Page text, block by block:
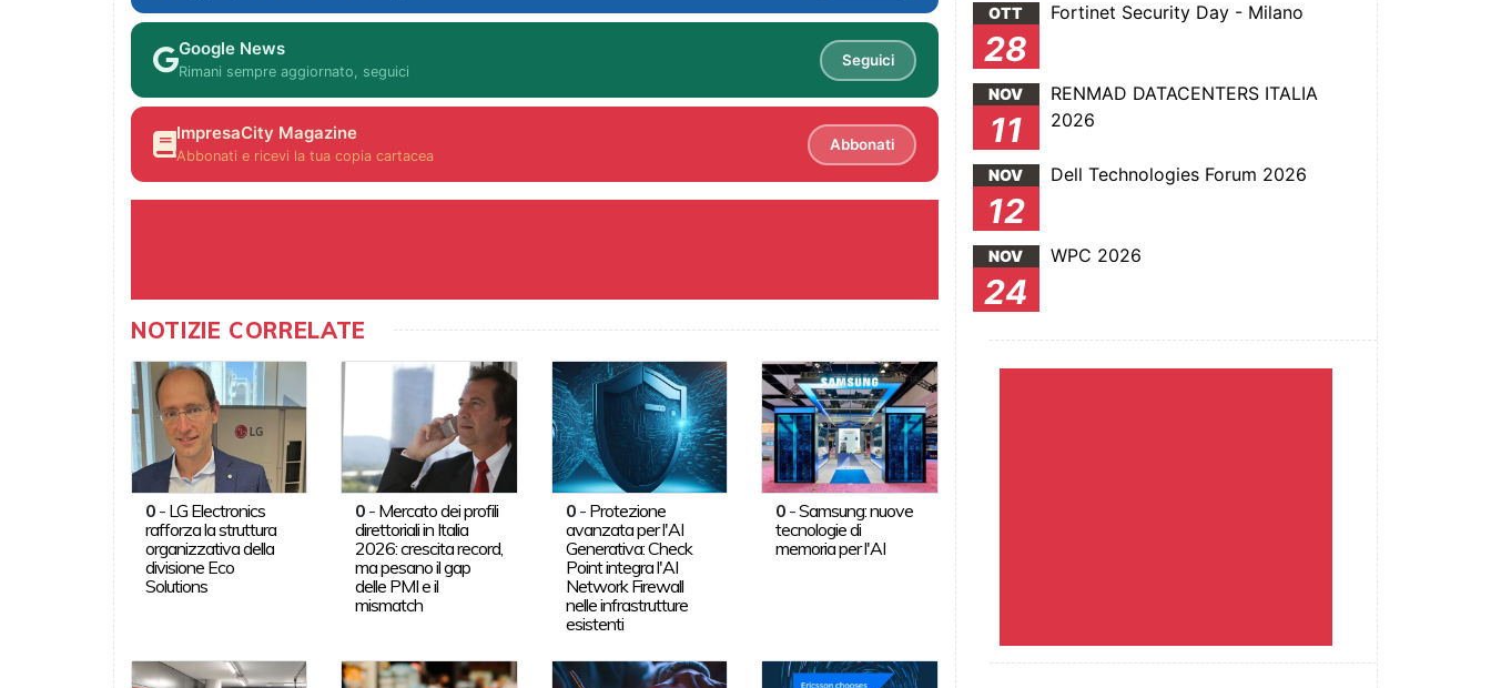
Google News
Rimani sempre aggiornato, seguici
Seguici
ImpresaCity Magazine
Abbonati e ricevi la tua copia cartacea
Abbonati
NOTIZIE CORRELATE
0- LG Electronics
rafforza la struttura
organizzativa della
divisione Eco
Solutions
0 - Mercato dei profili
direttoriali in Italia
2026: crescita record,
ma pesano il gap
delle PMI e il
mismatch
0- Protezione
avanzata per l'AI
Generativa: Check
Point integra l'AI
Network Firewall
nelle infrastrutture
esistenti
0 -Samsung: nuove
tecnologie di
memoria per l'AI
OTT
28
Fortinet Security Day - Milano
NOV
11
RENMAD DATACENTERS ITALIA
2026
NOV
12
Dell Technologies Forum 2026
NOV
24
WPC 2026